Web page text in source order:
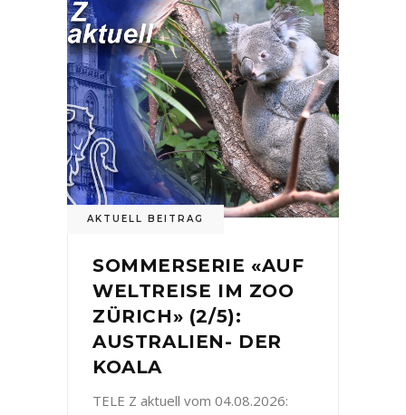
AKTUELL BEITRAG
SOMMERSERIE «AUF
WELTREISE IM ZOO
ZÜRICH» (2/5):
AUSTRALIEN- DER
KOALA
TELE Z aktuell vom 04.08.2026: